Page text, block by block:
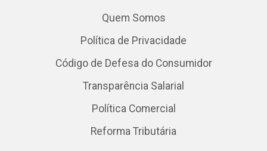
Quem Somos
Política de Privacidade
Código de Defesa do Consumidor
Transparência Salarial
Política Comercial
Reforma Tributária